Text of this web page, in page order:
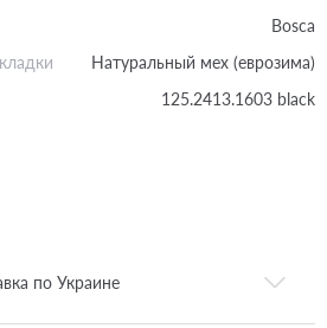
Bosca
Натуральный мех (еврозима)
125.2413.1603 black
по Украине